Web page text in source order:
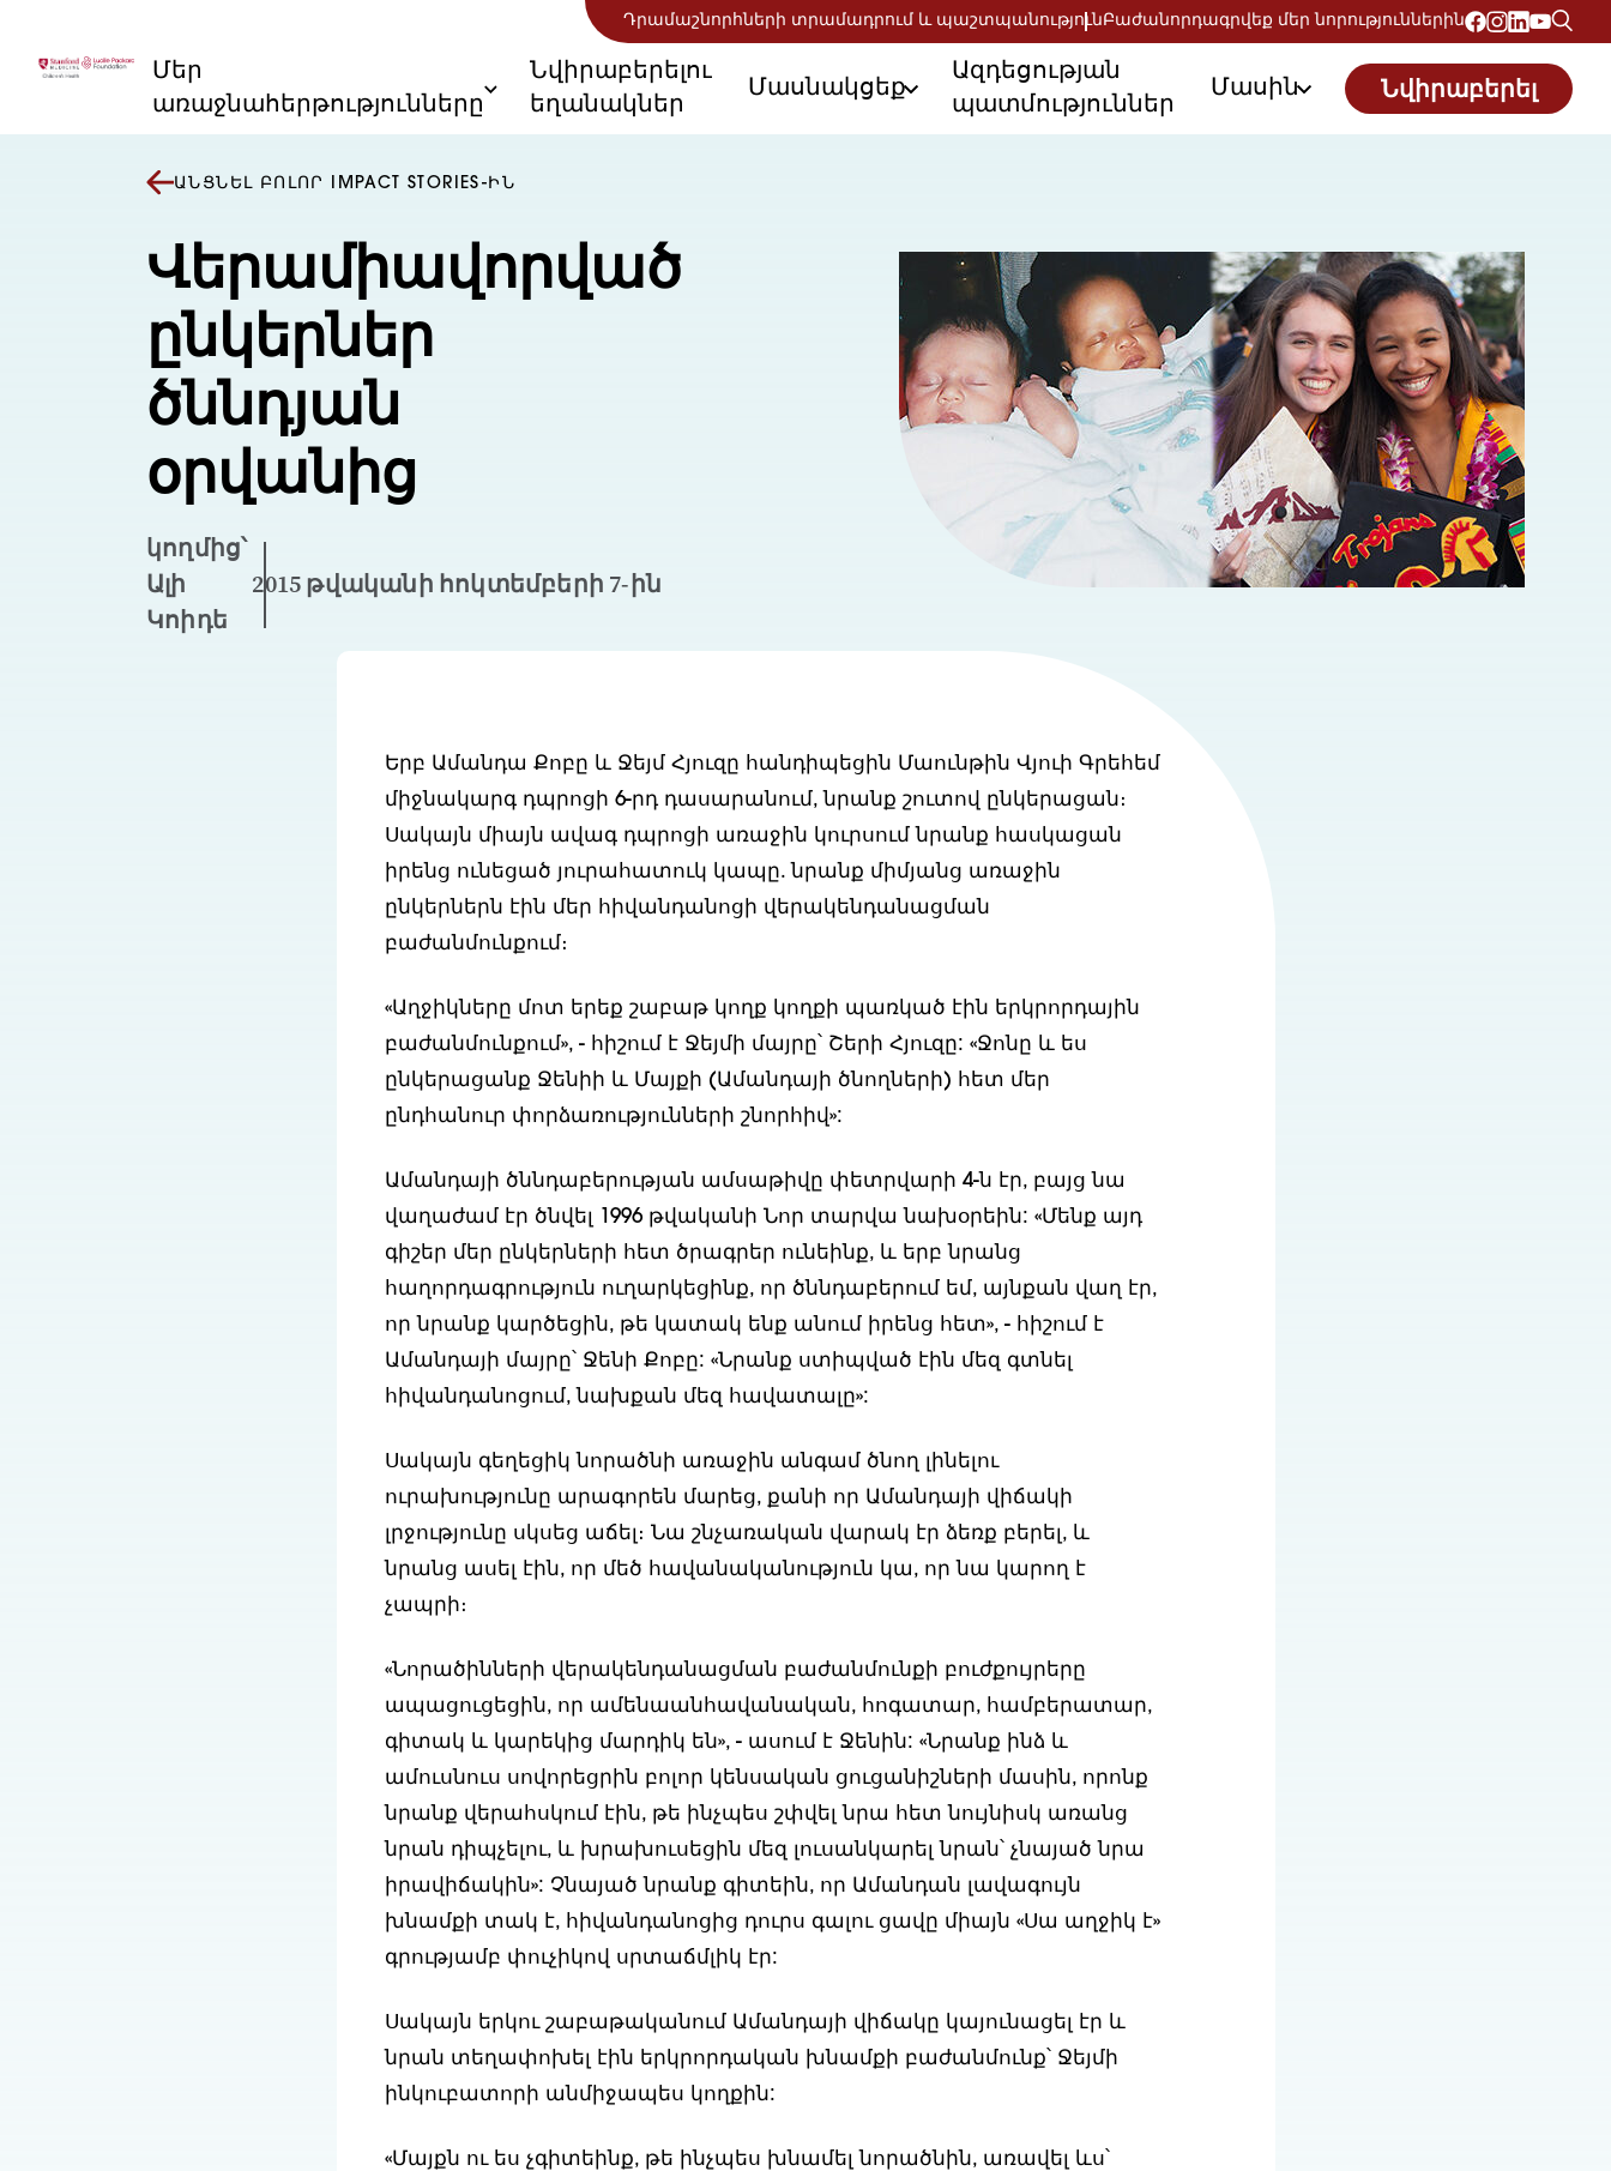
Դրամաշնորհների տրամադրում և պաշտպանությունԲաժանորդագրվեք մեր նորություններին
Մեր
առաջնահերթությունները
Նվիրաբերելու
եղանակներ
Մասնակցեք
Ազդեցության
պատմություններ
Մասին Նվիրաբերել
ԱՆՑՆԵԼ ԲՈԼՈՐ IMPACT STORIES-ԻՆ
Վերամիավորված
ընկերներ
ծննդյան
օրվանից
կողմից՝
Ալի
Կոիդե
2015 թվականի հոկտեմբերի 7-ին
Երբ Ամանդա Քոբը և Ջեյմ Հյուզը հանդիպեցին Մաունթին Վյուի Գրեհեմ
միջնակարգ դպրոցի 6-րդ դասարանում, նրանք շուտով ընկերացան։
Սակայն միայն ավագ դպրոցի առաջին կուրսում նրանք հասկացան
իրենց ունեցած յուրահատուկ կապը. նրանք միմյանց առաջին
ընկերներն էին մեր հիվանդանոցի վերակենդանացման
բաժանմունքում։
«Աղջիկները մոտ երեք շաբաթ կողք կողքի պառկած էին երկրորդային
բաժանմունքում», - հիշում է Ջեյմի մայրը՝ Շերի Հյուզը: «Ջոնը և ես
ընկերացանք Ջենիի և Մայքի (Ամանդայի ծնողների) հետ մեր
ընդհանուր փորձառությունների շնորհիվ»:
Ամանդայի ծննդաբերության ամսաթիվը փետրվարի 4-ն էր, բայց նա
վաղաժամ էր ծնվել 1996 թվականի Նոր տարվա նախօրեին: «Մենք այդ
գիշեր մեր ընկերների հետ ծրագրեր ունեինք, և երբ նրանց
հաղորդագրություն ուղարկեցինք, որ ծննդաբերում եմ, այնքան վաղ էր,
որ նրանք կարծեցին, թե կատակ ենք անում իրենց հետ», - հիշում է
Ամանդայի մայրը՝ Ջենի Քոբը: «Նրանք ստիպված էին մեզ գտնել
հիվանդանոցում, նախքան մեզ հավատալը»:
Սակայն գեղեցիկ նորածնի առաջին անգամ ծնող լինելու
ուրախությունը արագորեն մարեց, քանի որ Ամանդայի վիճակի
լրջությունը սկսեց աճել։ Նա շնչառական վարակ էր ձեռք բերել, և
նրանց ասել էին, որ մեծ հավանականություն կա, որ նա կարող է
չապրի։
«Նորածինների վերակենդանացման բաժանմունքի բուժքույրերը
ապացուցեցին, որ ամենաանհավանական, հոգատար, համբերատար,
գիտակ և կարեկից մարդիկ են», - ասում է Ջենին: «Նրանք ինձ և
ամուսնուս սովորեցրին բոլոր կենսական ցուցանիշների մասին, որոնք
նրանք վերահսկում էին, թե ինչպես շփվել նրա հետ նույնիսկ առանց
նրան դիպչելու, և խրախուսեցին մեզ լուսանկարել նրան՝ չնայած նրա
իրավիճակին»: Չնայած նրանք գիտեին, որ Ամանդան լավագույն
խնամքի տակ է, հիվանդանոցից դուրս գալու ցավը միայն «Սա աղջիկ է»
գրությամբ փուչիկով սրտաճմլիկ էր:
Սակայն երկու շաբաթականում Ամանդայի վիճակը կայունացել էր և
նրան տեղափոխել էին երկրորդական խնամքի բաժանմունք՝ Ջեյմի
ինկուբատորի անմիջապես կողքին:
«Մայքն ու ես չգիտեինք, թե ինչպես խնամել նորածնին, առավել ևս՝